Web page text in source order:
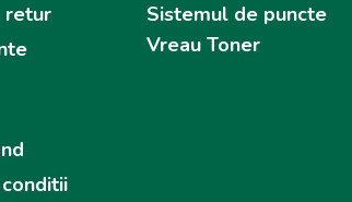
retur
Sistemul de puncte
Vreau Toner